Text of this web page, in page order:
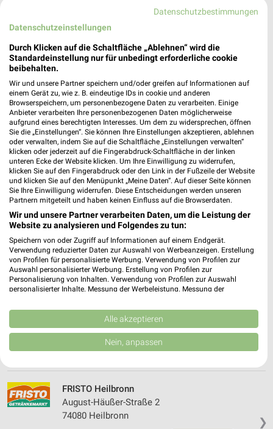
74078 Heilbronn-Frankenbach
Heute 08:00 - 20:00 Uhr |
476,74 km • Angebote: 1 Prospekt
trinkgut Dossenheim
Gerhart-Hauptmann-Straße 49
69221 Dossenheim
Heute 09:00 - 19:00 Uhr | Geschlossen
476,64 km • Angebote: 1 Prospekt
alldrink Wald-Michelbach
Ludwigstr. 119
69483 Wald-Michelbach
Heute 09:00 - 18:30 Uhr | Geschlossen
457,63 km • Angebote: 1 Prospekt
alldrink Schriesheim
69198 Schriesheim
Heute 09:00 - 19:00 Uhr | Geschlossen
474,22 km • Angebote: 1 Prospekt
❯
FRISTO Heilbronn
August-Häußer-Straße 2
74080 Heilbronn
Datenschutzbestimmungen
Datenschutzeinstellungen
Durch Klicken auf die Schaltfläche „Ablehnen“ wird die
Standardeinstellung nur für unbedingt erforderliche cookie
beibehalten.
Wir und unsere Partner speichern und/oder greifen auf Informationen auf
einem Gerät zu, wie z. B. eindeutige IDs in cookie und anderen
Browserspeichern, um personenbezogene Daten zu verarbeiten. Einige
Anbieter verarbeiten Ihre personenbezogenen Daten möglicherweise
aufgrund eines berechtigten Interesses. Um dem zu widersprechen, öffnen
Sie die „Einstellungen“. Sie können Ihre Einstellungen akzeptieren, ablehnen
oder verwalten, indem Sie auf die Schaltfläche „Einstellungen verwalten“
klicken oder jederzeit auf die Fingerabdruck-Schaltfläche in der linken
unteren Ecke der Website klicken. Um Ihre Einwilligung zu widerrufen,
klicken Sie auf den Fingerabdruck oder den Link in der Fußzeile der Website
und klicken Sie auf den Menüpunkt „Meine Daten“. Auf dieser Seite können
Sie Ihre Einwilligung widerrufen. Diese Entscheidungen werden unseren
Partnern mitgeteilt und haben keinen Einfluss auf die Browserdaten.
Wir und unsere Partner verarbeiten Daten, um die Leistung der
Website zu analysieren und Folgendes zu tun:
Speichern von oder Zugriff auf Informationen auf einem Endgerät.
Verwendung reduzierter Daten zur Auswahl von Werbeanzeigen. Erstellung
von Profilen für personalisierte Werbung. Verwendung von Profilen zur
Auswahl personalisierter Werbung. Erstellung von Profilen zur
Personalisierung von Inhalten. Verwendung von Profilen zur Auswahl
personalisierter Inhalte. Messung der Werbeleistung. Messung der
Kombinationen von Daten aus verschiedenen Quellen. Entwicklung und
Verbesserung der Angebote. Verwendung reduzierter Daten zur Auswahl
von Inhalten.
Daten können außerhalb der Europäischen Union weitergegeben und in die
USA gesendet werden.
Website/App.
Partnerliste anzeigen (1 IAB-Anbieter)
Wir nutzen Ihre Daten für folgende Zwecke:
IAB-Verarbeitungszwecke:
Alle akzeptieren
Nein, anpassen